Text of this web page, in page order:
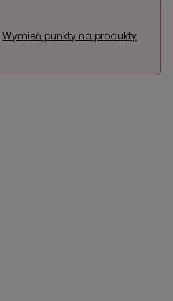
Wymień punkty na produkty